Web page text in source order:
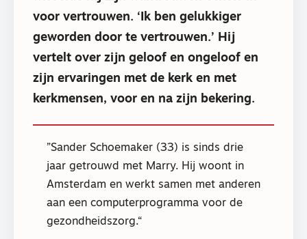
voor vertrouwen. ‘Ik ben gelukkiger
geworden door te vertrouwen.’ Hij
vertelt over zijn geloof en ongeloof en
zijn ervaringen met de kerk en met
kerkmensen, voor en na zijn bekering.
Sander Schoemaker (33) is sinds drie
jaar getrouwd met Marry. Hij woont in
Amsterdam en werkt samen met anderen
aan een computerprogramma voor de
gezondheidszorg.